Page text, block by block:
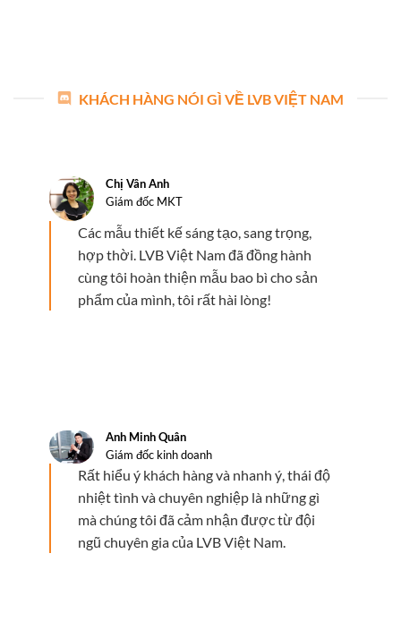
KHÁCH HÀNG NÓI GÌ VỀ LVB VIỆT NAM
Chị Vân Anh
Giám đốc MKT
Các mẫu thiết kế sáng tạo, sang trọng,
hợp thời. LVB Việt Nam đã đồng hành
cùng tôi hoàn thiện mẫu bao bì cho sản
phẩm của mình, tôi rất hài lòng!
Anh Minh Quân
Giám đốc kinh doanh
Rất hiểu ý khách hàng và nhanh ý, thái độ
nhiệt tình và chuyên nghiệp là những gì
mà chúng tôi đã cảm nhận được từ đội
ngũ chuyên gia của LVB Việt Nam.